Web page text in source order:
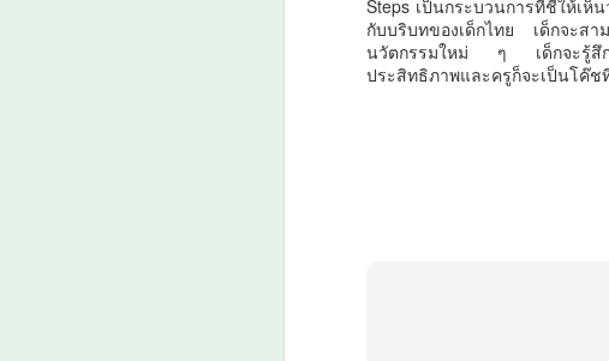
Steps เป็นกระบวนการที่ชี้ให้เห็
กับบริบทของเด็กไทย เด็กจะสา
นวัตกรรมใหม่ ๆ เด็กจะรู้สึกไ
ประสิทธิภาพและครูก็จะเป็นโค๊ช
ถิ่นไ
ระดั
มูลนิธิกองทุ
ดัน Soft
เมื่อวันที่ 5
ลักษณ์อาห
กรุงเทพฯ
นค
ไอ